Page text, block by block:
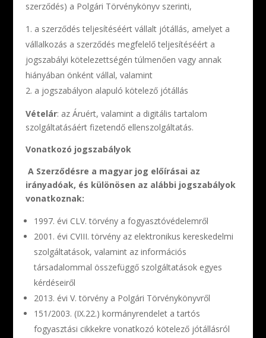
szerződés) a Polgári Törvénykönyv szerinti,
a szerződés teljesítéséért vállalt jótállás, amelyet a
vállalkozás a szerződés megfelelő teljesítéséért a
jogszabályi kötelezettségén túlmenően vagy annak
hiányában önként vállal, valamint
a jogszabályon alapuló kötelező jótállás
Vételár: az Áruért, valamint a digitális tartalom
szolgáltatásáért fizetendő ellenszolgáltatás.
Vonatkozó jogszabályok
A Szerződésre a magyar jog előírásai az
irányadóak, és különösen az alábbi jogszabályok
vonatkoznak:
1997. évi CLV. törvény a fogyasztóvédelemről
2001. évi CVIII. törvény az elektronikus kereskedelmi
szolgáltatások, valamint az információs
társadalommal összefüggő szolgáltatások egyes
kérdéseiről
2013. évi V. törvény a Polgári Törvénykönyvről
151/2003. (IX.22.) kormányrendelet a tartós
fogyasztási cikkekre vonatkozó kötelező jótállásról